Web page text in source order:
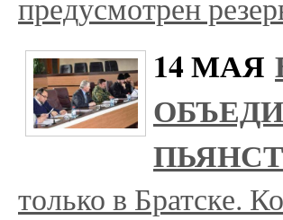
предусмотрен
14 МАЯ
только в Братске.